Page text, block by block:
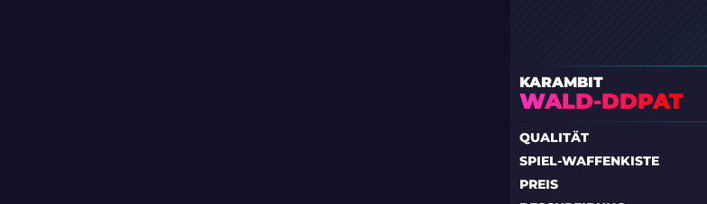
KARAMBIT
WALD-DDPAT
QUALITÄT
SPIEL-WAFFENKISTE
PREIS